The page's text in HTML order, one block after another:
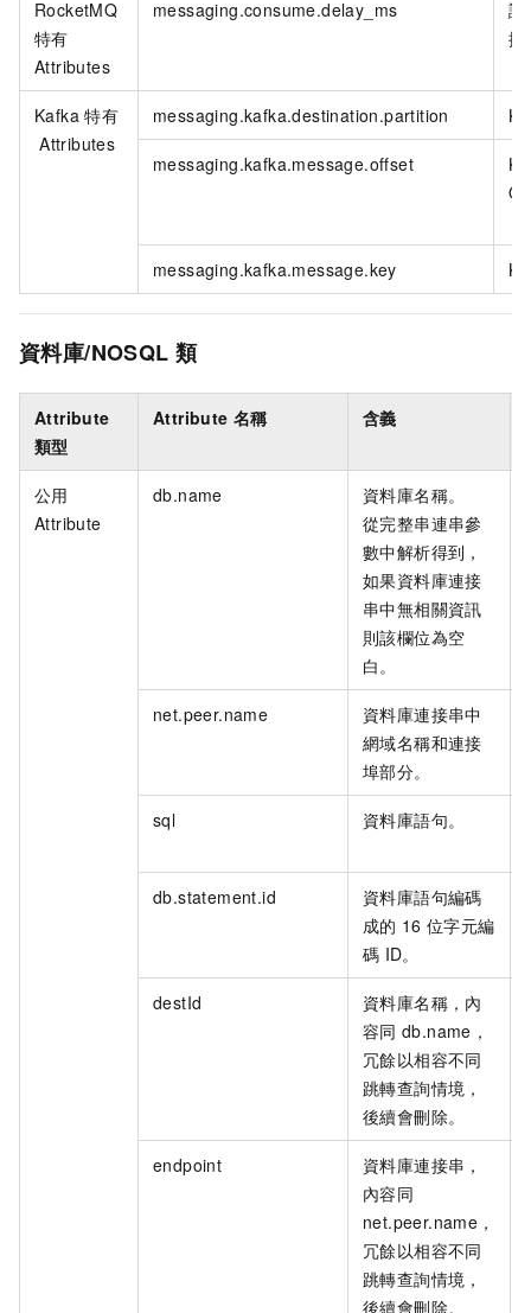
RocketMQ
特有
Attributes
messaging.consume.delay_ms
訊
援
Kafka 特有
Attributes
messaging.kafka.destination.partition
messaging.kafka.message.offset
messaging.kafka.message.key
資料庫/NOSQL 類
Attribute
類型
Attribute 名稱 含義
公用
Attribute
db.name
資料庫名稱。
從完整串連串參
數中解析得到，
如果資料庫連接
串中無相關資訊
則該欄位為空
白。
net.peer.name
資料庫連接串中
網域名稱和連接
埠部分。
sql 資料庫語句。
db.statement.id
資料庫語句編碼
成的 16 位字元編
碼 ID。
destId
資料庫名稱，內
容同 db.name，
冗餘以相容不同
跳轉查詢情境，
後續會刪除。
endpoint
資料庫連接串，
內容同
net.peer.name，
冗餘以相容不同
跳轉查詢情境，
後續會刪除。